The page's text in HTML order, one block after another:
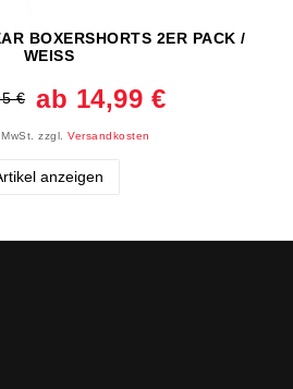
BOXERSHORTS 2ER PACK /
WEISS
€ ab 14,99 €
zzgl.Versandkosten
anzeigen